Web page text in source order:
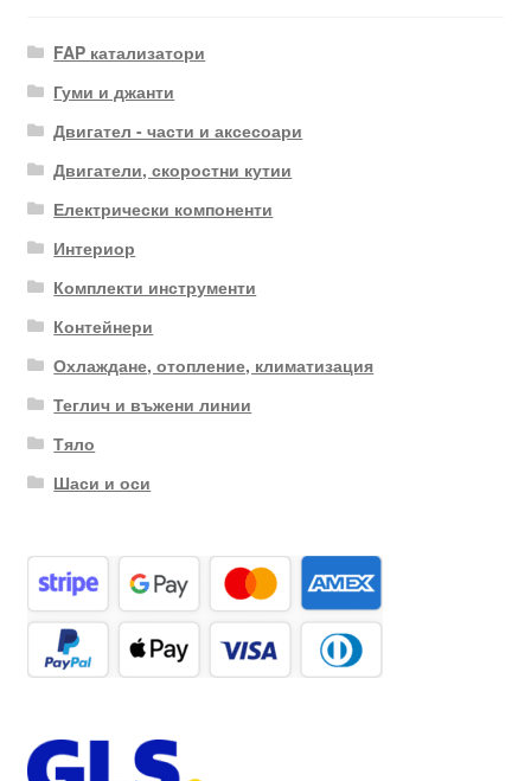
FAP катализатори
Гуми и джанти
Двигател - части и аксесоари
Двигатели, скоростни кутии
Електрически компоненти
Интериор
Комплекти инструменти
Контейнери
Охлаждане, отопление, климатизация
Теглич и въжени линии
Тяло
Шаси и оси